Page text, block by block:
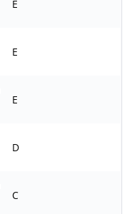
E
E
E
D
C